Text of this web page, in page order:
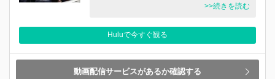
>>続きを読む
Huluで今すぐ観る
動画配信サービスがあるか確認する